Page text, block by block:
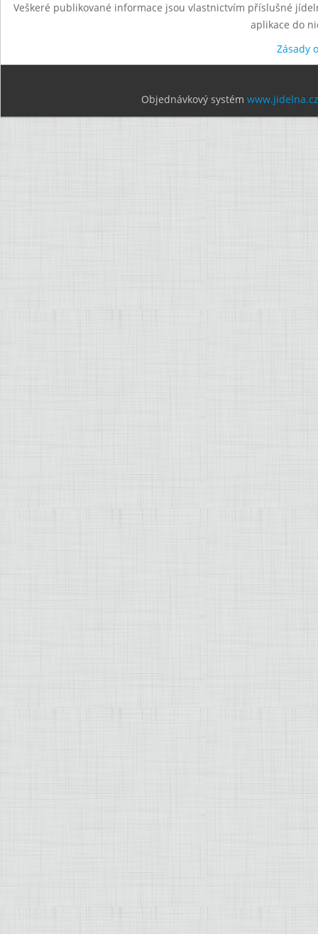
Veškeré publikované informace jsou vlastnictvím příslušné
aplikace do
Zásady
Objednávkový systém www.jidelna.cz